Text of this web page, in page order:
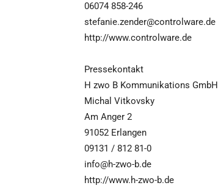
06074 858-246
stefanie.zender@controlware.de
http://www.controlware.de
Pressekontakt
H zwo B Kommunikations GmbH
Michal Vitkovsky
Am Anger 2
91052 Erlangen
09131 / 812 81-0
info@h-zwo-b.de
http://www.h-zwo-b.de